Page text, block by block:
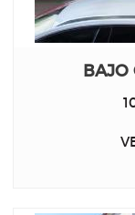
BAJO